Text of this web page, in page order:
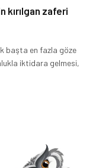
kırılgan zaferi
başta en fazla göze
iktidara gelmesi,